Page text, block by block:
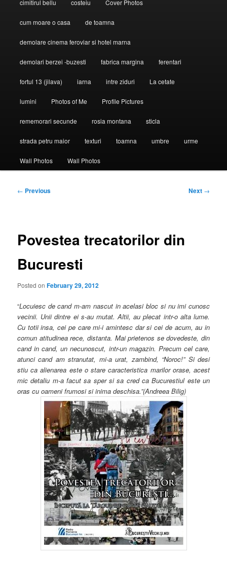
cimitirul bellu costeiu Cover Photos
cum moare o casa de toamna
demolare cinema feroviar si hotel marna
demolari berzei -buzesti fabrica margina ferentari
fortul 13 (jilava) iarna intre ziduri La cetate
lumini Photos of Me Profile Pictures
rememorari secunde rosia montana sticla
strada petru maior texturi toamna umbre urme
Wall Photos Wall Photos
Post
← Previous Next →
Povestea trecatorilor din
Bucuresti
Posted onFebruary 29, 2012
“Locuiesc de cand m-am nascut in acelasi bloc si nu imi cunosc
vecinii. Unii dintre ei s-au mutat. Altii, au plecat intr-o alta lume.
Cu totii insa, cei pe care mi-i amintesc dar si cei de acum, au in
comun atitudinea rece, distanta. Mai prietenos se dovedeste, din
cand in cand, un necunoscut, intr-un magazin. Precum cel care,
atunci cand am stranutat, mi-a urat, zambind, “Noroc!” Si desi
stiu ca alienarea este o stare caracteristica marilor orase, acest
mic detaliu m-a facut sa sper si sa cred ca Bucurestiul este un
oras cu oameni frumosi si inima deschisa.”(Andreea Bilig)